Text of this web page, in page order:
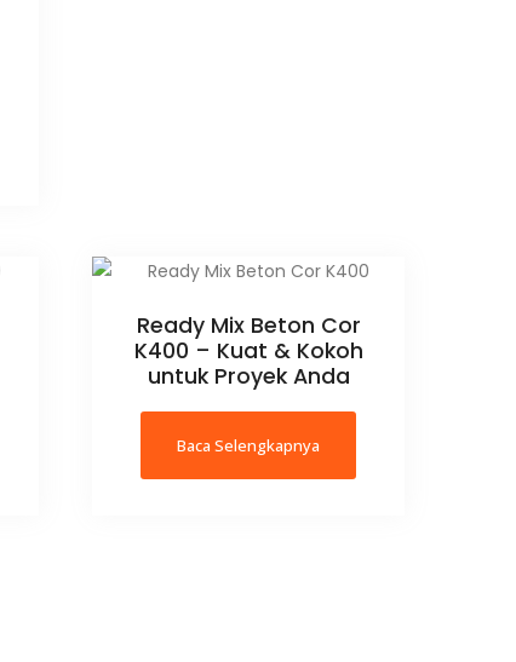
Ready Mix Beton Cor
K400 – Kuat & Kokoh
untuk Proyek Anda
Baca Selengkapnya